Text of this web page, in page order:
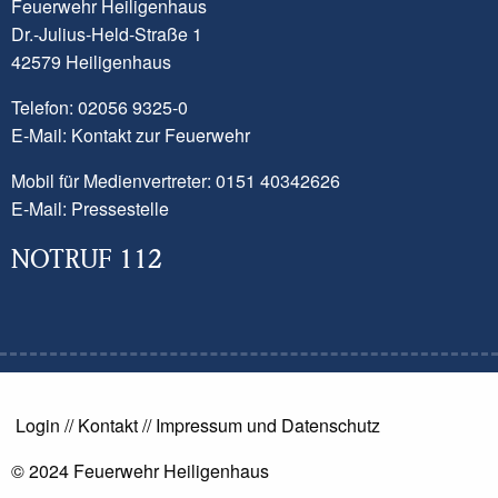
nicht bestätigt werden. Dennoch kam es
zu einem Brandereignis in einem Zimmer.
Ein Trupp unter Atemschutz ging mit
einem Löschrohr vor und konnte das
des Hauses wurde vorsorglich vom
Rettungsdienst untersucht. Die
Brandwohnung ist aktuell nicht
bewohnbar.
wiederhergestellt war, konnten die 26
Feuerwehr Ratingen
Feuerwehr Heiligenhaus
Dr.-Julius-Held-Straße 1
42579 Heiligenhaus
Telefon: 02056 9325-0
E-Mail: Kontakt zur Feuerwehr
Mobil für Medienvertreter: 0151 40342626
E-Mail: Pressestelle
NOTRUF 112
Login //Kontakt//Impressum und Datenschutz
© 2024 Feuerwehr Heiligenhaus